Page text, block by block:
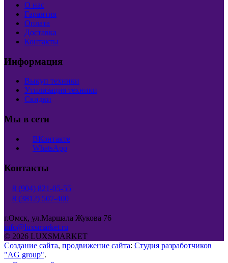
О нас
Гарантия
Оплата
Доставка
Контакты
Информация
Выкуп техники
Утилизация техники
Скидки
Мы в сети
ВКонтакте
WhatsApp
Контакты
8 (904) 821-05-55
8 (3812) 507-400
г.Омск, ул.Маршала Жукова 76
info@luxsmarket.ru
© 2026 LUXSMARKET
Создание сайта, продвижение сайта: Студия разработчиков
"AG group".